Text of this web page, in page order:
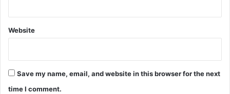
Website
Save my name, email, and website in this browser for the next
time I comment.